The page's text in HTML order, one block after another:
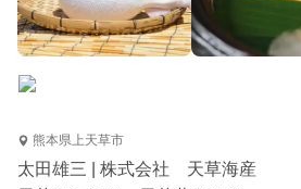
熊本県上天草市
太田雄三 | 株式会社 天草海産